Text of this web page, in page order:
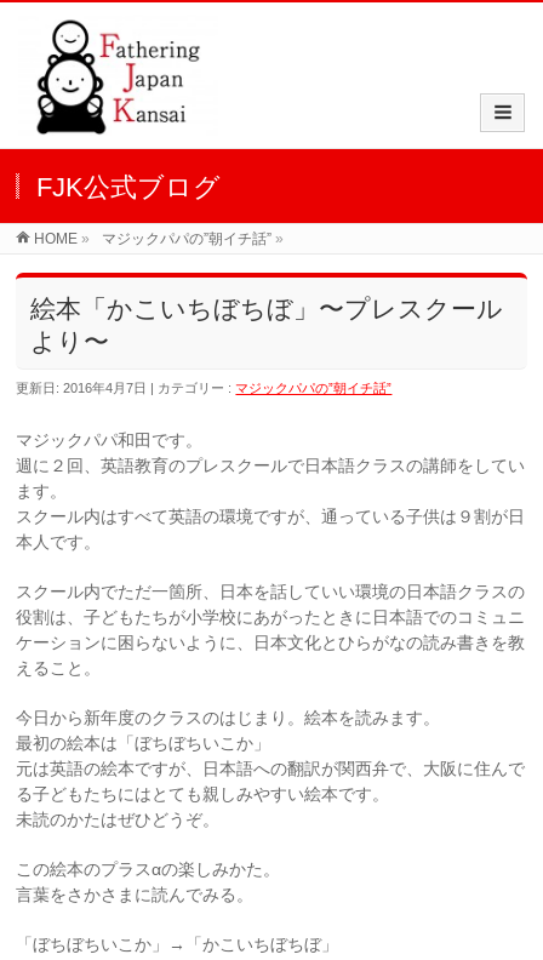
FJK公式ブログ
HOME » マジックパパの”朝イチ話” »
絵本「かこいちぼちぼ」〜プレスクール
より〜
更新日: 2016年4月7日 カテゴリー :マジックパパの”朝イチ話”
マジックパパ和田です。
週に２回、英語教育のプレスクールで日本語クラスの講師をしてい
ます。
スクール内はすべて英語の環境ですが、通っている子供は９割が日
本人です。
スクール内でただ一箇所、日本を話していい環境の日本語クラスの
役割は、子どもたちが小学校にあがったときに日本語でのコミュニ
ケーションに困らないように、日本文化とひらがなの読み書きを教
えること。
今日から新年度のクラスのはじまり。絵本を読みます。
最初の絵本は「ぼちぼちいこか」
元は英語の絵本ですが、日本語への翻訳が関西弁で、大阪に住んで
る子どもたちにはとても親しみやすい絵本です。
未読のかたはぜひどうぞ。
この絵本のプラスαの楽しみかた。
言葉をさかさまに読んでみる。
「ぼちぼちいこか」→「かこいちぼちぼ」